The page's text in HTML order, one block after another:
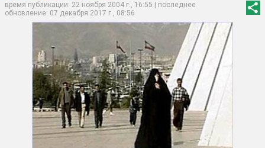
время публикации: 22 ноября 2004 г., 16:55 | последнее
обновление: 07 декабря 2017 г., 08:56